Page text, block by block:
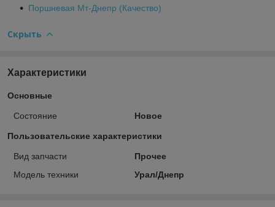
Поршневая Мт-Днепр (Качество)
Скрыть
Характеристики
Основные
Состояние Новое
Пользовательские характеристики
Вид запчасти
Прочее
Модель техники
Урал/Днепр